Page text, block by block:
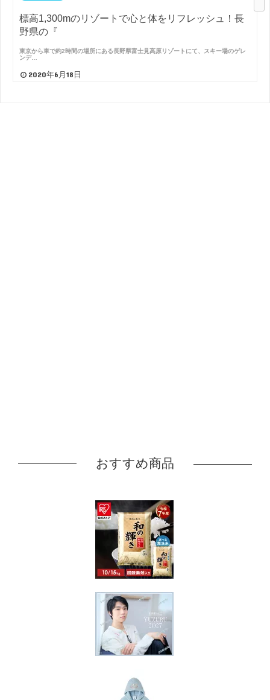
標高1,300mのリゾートで心と体をリフレッシュ！長
野県の『
東京から車で約2時間の場所にある長野県富士見高原リゾートにて、スキー場のゲレ
ンデ…
2020年6月18日
おすすめ商品